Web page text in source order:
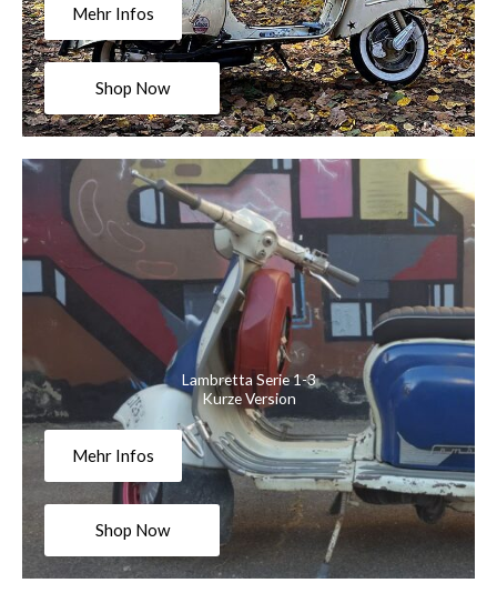
Mehr Infos
Shop Now
Lambretta Serie 1-3
Kurze Version
Mehr Infos
Shop Now